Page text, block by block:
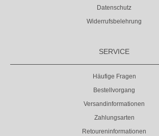
Datenschutz
Widerrufsbelehrung
SERVICE
Häufige Fragen
Bestellvorgang
Versandinformationen
Zahlungsarten
Retoureninformationen